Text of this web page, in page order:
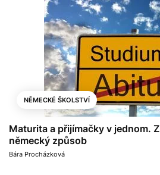
NĚMECKÉ ŠKOLSTVÍ
Maturita a přijímačky v jednom.
německý způsob
Bára Procházková